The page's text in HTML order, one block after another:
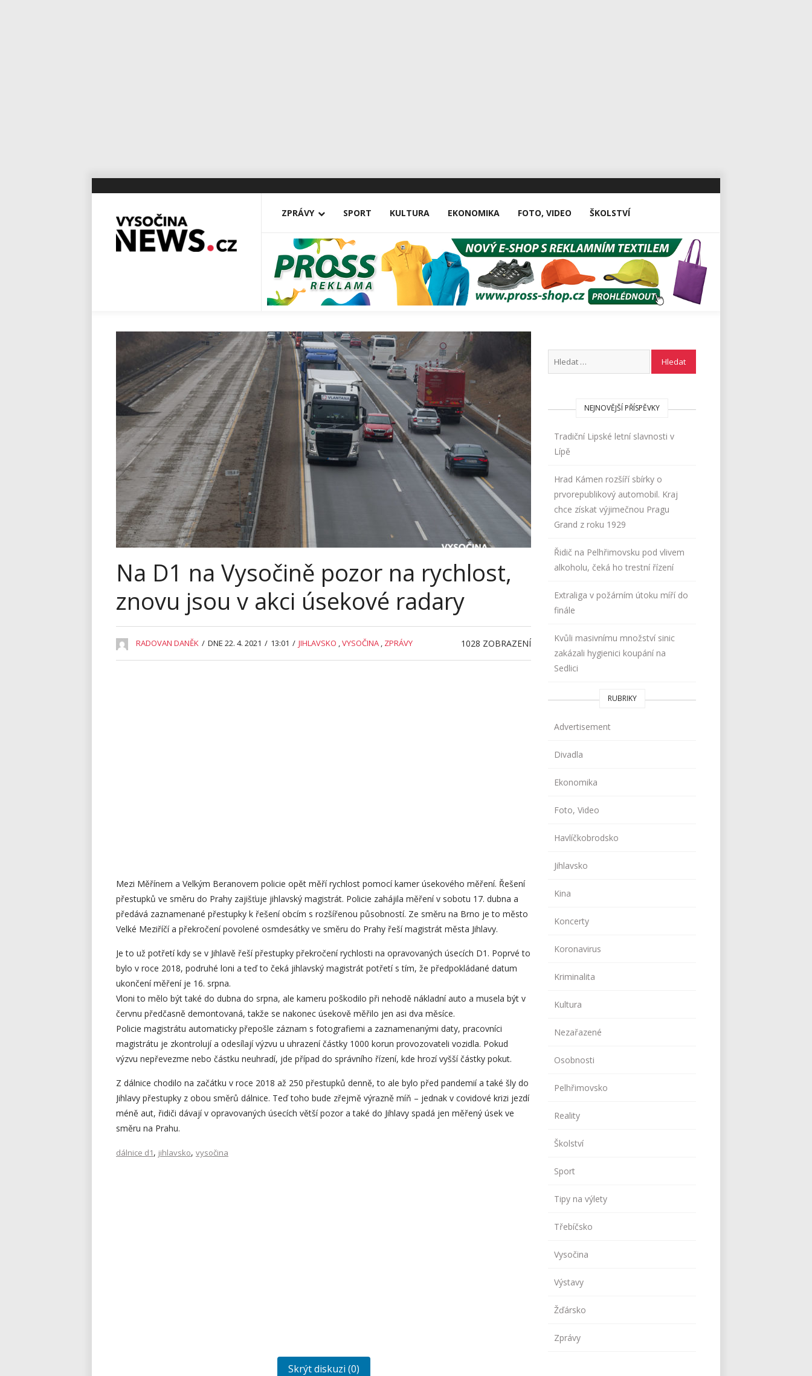
ZPRÁVY SPORT KULTURA EKONOMIKA FOTO, VIDEO ŠKOLSTVÍ
Na D1 na Vysočině pozor na rychlost,
znovu jsou v akci úsekové radary
RADOVAN DANĚK / DNE 22. 4. 2021 / 13:01 / JIHLAVSKO ,VYSOČINA , ZPRÁVY 1028 ZOBRAZENÍ
Mezi Měřínem a Velkým Beranovem policie opět měří rychlost pomocí kamer úsekového měření. Řešení
přestupků ve směru do Prahy zajišťuje jihlavský magistrát. Policie zahájila měření v sobotu 17. dubna a
předává zaznamenané přestupky k řešení obcím s rozšířenou působností. Ze směru na Brno je to město
Velké Meziříčí a překročení povolené osmdesátky ve směru do Prahy řeší magistrát města Jihlavy.
Je to už potřetí kdy se v Jihlavě řeší přestupky překročení rychlosti na opravovaných úsecích D1. Poprvé to
bylo v roce 2018, podruhé loni a teď to čeká jihlavský magistrát potřetí s tím, že předpokládané datum
ukončení měření je 16. srpna.
Vloni to mělo být také do dubna do srpna, ale kameru poškodilo při nehodě nákladní auto a musela být v
červnu předčasně demontovaná, takže se nakonec úsekově měřilo jen asi dva měsíce.
Policie magistrátu automaticky přepošle záznam s fotografiemi a zaznamenanými daty, pracovníci
magistrátu je zkontrolují a odesílají výzvu u uhrazení částky 1000 korun provozovateli vozidla. Pokud
výzvu nepřevezme nebo částku neuhradí, jde případ do správního řízení, kde hrozí vyšší částky pokut.
Z dálnice chodilo na začátku v roce 2018 až 250 přestupků denně, to ale bylo před pandemií a také šly do
Jihlavy přestupky z obou směrů dálnice. Teď toho bude zřejmě výrazně míň – jednak v covidové krizi jezdí
méně aut, řidiči dávají v opravovaných úsecích větší pozor a také do Jihlavy spadá jen měřený úsek ve
směru na Prahu.
dálnice d1, jihlavsko, vysočina
Skrýt diskuzi (0)
NEJNOVĚJŠÍ PŘÍSPĚVKY
Tradiční Lipské letní slavnosti v
Lípě
Hrad Kámen rozšíří sbírky o
prvorepublikový automobil. Kraj
chce získat výjimečnou Pragu
Grand z roku 1929
Řidič na Pelhřimovsku pod vlivem
alkoholu, čeká ho trestní řízení
Extraliga v požárním útoku míří do
finále
Kvůli masivnímu množství sinic
zakázali hygienici koupání na
Sedlici
RUBRIKY
Advertisement
Divadla
Ekonomika
Foto, Video
Havlíčkobrodsko
Jihlavsko
Kina
Koncerty
Koronavirus
Kriminalita
Kultura
Nezařazené
Osobnosti
Pelhřimovsko
Reality
Školství
Sport
Tipy na výlety
Třebíčsko
Vysočina
Výstavy
Žďársko
Zprávy